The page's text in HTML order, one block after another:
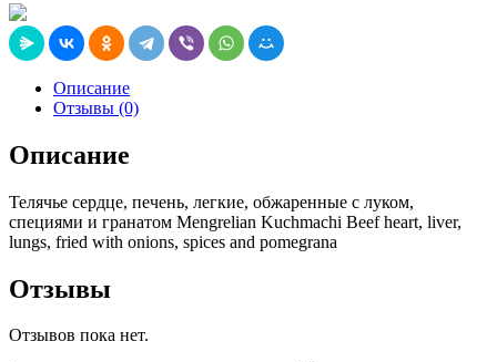
Описание
Отзывы (0)
Описание
Телячье сердце, печень, легкие, обжаренные с луком,
специями и гранатом Mengrelian Kuchmachi Beef heart, liver,
lungs, fried with onions, spices and pomegrana
Отзывы
Отзывов пока нет.